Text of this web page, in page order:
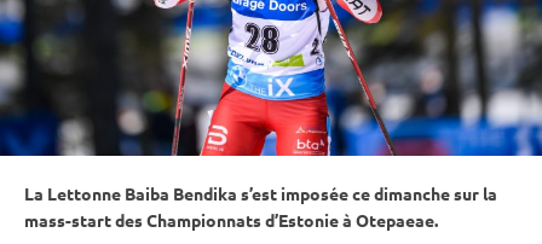
La Lettonne Baiba Bendika s’est imposée ce dimanche sur la
mass-start des Championnats d’Estonie à Otepaeae.